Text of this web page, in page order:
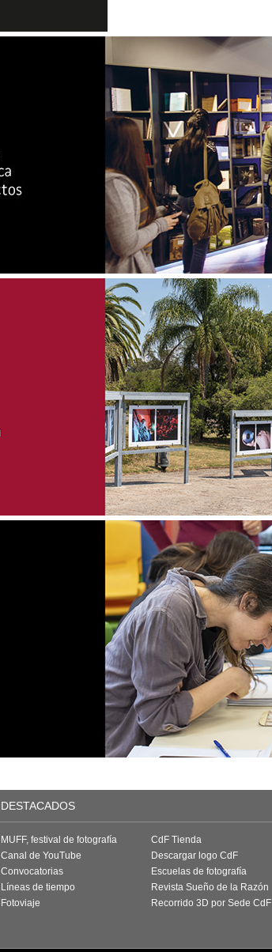
DESTACADOS
MUFF, festival de fotografía
Canal de YouTube
Convocatorias
Líneas de tiempo
Fotoviaje
CdF Tienda
Descargar logo CdF
Escuelas de fotografía
Revista Sueño de la Razón
Recorrido 3D por Sede CdF